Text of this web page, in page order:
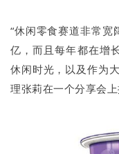
“休闲零食赛道非常宽
亿，而且每年都在增
休闲时光，以及作为
理张莉在一个分享会上